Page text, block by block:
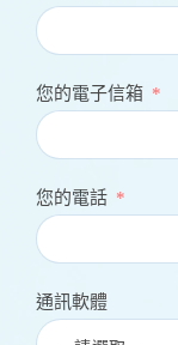
您的電子信箱
您的電話
通訊軟體